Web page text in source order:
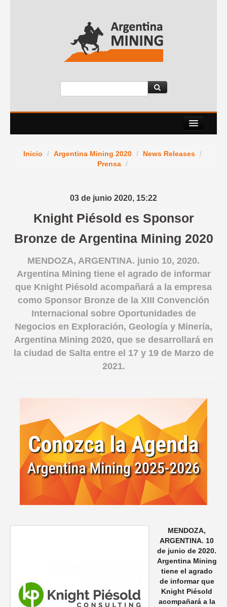
Eventos
News Room
Contacto
English version
Inicio / Argentina Mining 2020 / News Releases
/
Prensa
/
03 de junio 2020, 15:22
Knight Piésold es Sponsor
Bronze de Argentina Mining 2020
MENDOZA, ARGENTINA. junio 10, 2020.
Argentina Mining tiene el agrado de informar
que Knight Piésold acompañará a la empresa
como Sponsor Bronze de la XIII Convención
Internacional sobre Oportunidades de
Negocios en Exploración, Geología y Minería,
Argentina Mining 2020, que se desarrollará en
la ciudad de Salta entre el 17 y 19 de Marzo de
2021.
MENDOZA,
ARGENTINA. 10
de junio de 2020.
Argentina Mining
tiene el agrado
de informar que
Knight Piésold
acompañará a la